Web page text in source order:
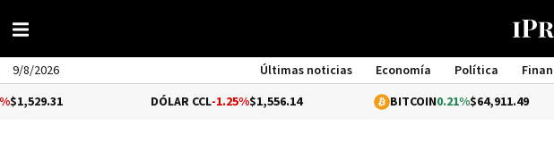
9/8/2026 Últimas noticias Economía Política
DÓLAR CCL-1.25%$1,556.14 BITCOIN0.21%$64,911.49